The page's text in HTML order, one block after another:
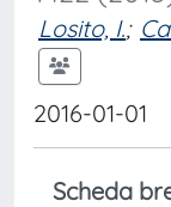
Losito, I.;
2016-01-01
Scheda